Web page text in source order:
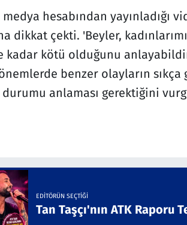
medya hesabından yayınladığı
dikkat çekti. 'Beyler,
kadar kötü olduğunu
benzer olayların
anlaması gerektiğini
EDITÖRÜN SEÇTIĞI
Tan Taşçı'nın ATK Raporu